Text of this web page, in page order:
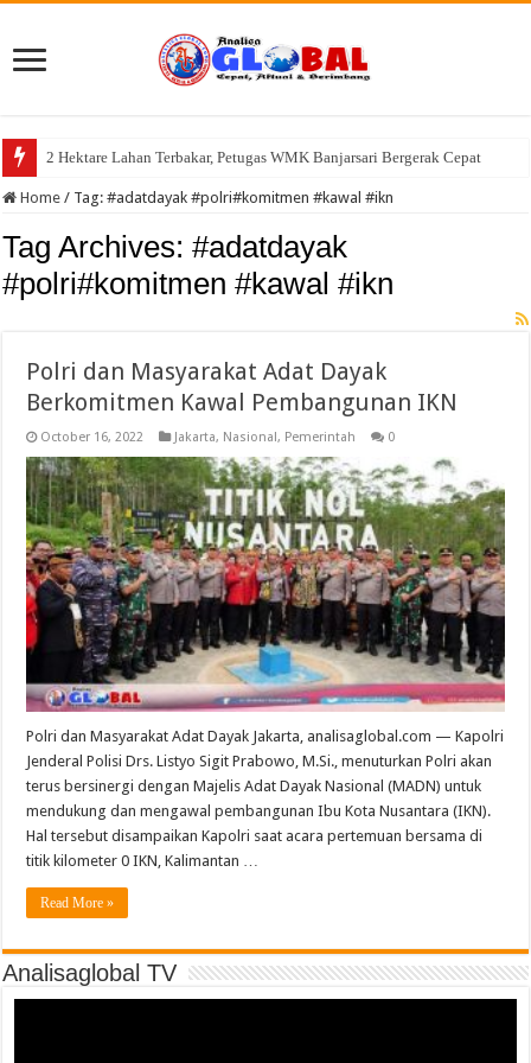
2 Hektare Lahan Terbakar, Petugas WMK Banjarsari Bergerak Cepat
Semarak HUT Kemerdekaan RI ke-81, Pemdes Cisayong Gelar Turnamen
Home / Tag:#adatdayak #polri#komitmen #kawal #ikn
Tag Archives:#adatdayak
#polri#komitmen #kawal #ikn
Polri dan Masyarakat Adat Dayak
Berkomitmen Kawal Pembangunan IKN
October 16, 2022 Jakarta, Nasional, Pemerintah 0
Polri dan Masyarakat Adat Dayak Jakarta, analisaglobal.com — Kapolri
Jenderal Polisi Drs. Listyo Sigit Prabowo, M.Si., menuturkan Polri akan
terus bersinergi dengan Majelis Adat Dayak Nasional (MADN) untuk
mendukung dan mengawal pembangunan Ibu Kota Nusantara (IKN).
Hal tersebut disampaikan Kapolri saat acara pertemuan bersama di
titik kilometer 0 IKN, Kalimantan …
Read More »
Analisaglobal TV